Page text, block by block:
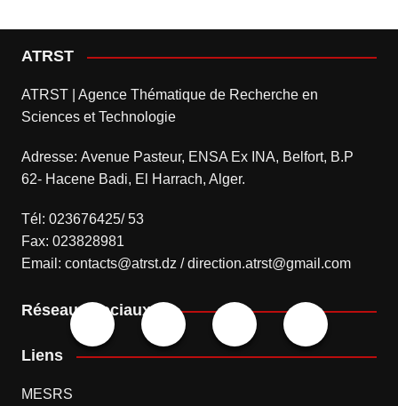
ATRST
ATRST | Agence Thématique de Recherche en
Sciences et Technologie
Adresse: Avenue Pasteur, ENSA Ex INA, Belfort, B.P
62- Hacene Badi, El Harrach, Alger.
Tél: 023676425/ 53
Fax: 023828981
Email: contacts@atrst.dz / direction.atrst@gmail.com
Réseaux sociaux
Liens
MESRS